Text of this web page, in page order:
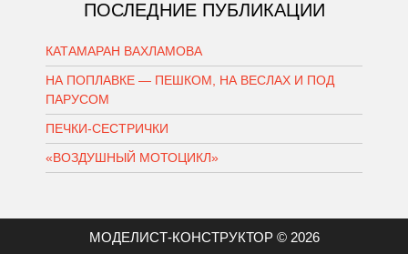
ПОСЛЕДНИЕ ПУБЛИКАЦИИ
КАТАМАРАН ВАХЛАМОВА
НА ПОПЛАВКЕ — ПЕШКОМ, НА ВЕСЛАХ И ПОД
ПАРУСОМ
ПЕЧКИ-СЕСТРИЧКИ
«ВОЗДУШНЫЙ МОТОЦИКЛ»
МОДЕЛИСТ-КОНСТРУКТОР © 2026